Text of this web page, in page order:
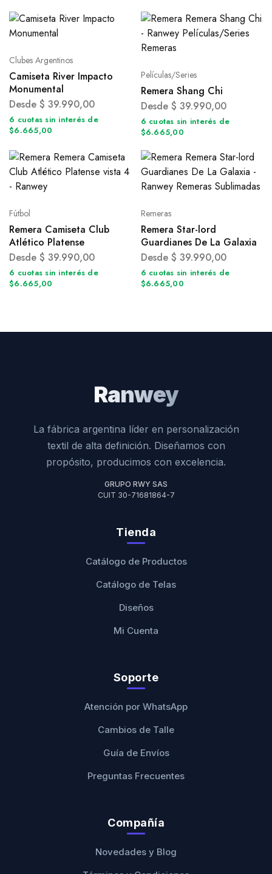
Clubes Argentinos
Camiseta River Impacto
Monumental
Desde $ 39.990,00
6 cuotas sin interés de
$6.665,00
Películas/Series
Remera Shang Chi
Desde $ 39.990,00
6 cuotas sin interés de
$6.665,00
Fútbol
Remera Camiseta Club
Atlético Platense
Desde $ 39.990,00
6 cuotas sin interés de
$6.665,00
Remeras
Remera Star-lord
Guardianes De La Galaxia
Desde $ 39.990,00
6 cuotas sin interés de
$6.665,00
Ranwey
La fábrica argentina líder en personalización
textil de alta definición. Diseñamos con
propósito, producimos con excelencia.
GRUPO RWY SAS
CUIT 30-71681864-7
Tienda
Catálogo de Productos
Catálogo de Telas
Diseños
Mi Cuenta
Soporte
Atención por WhatsApp
Cambios de Talle
Guía de Envíos
Preguntas Frecuentes
Compañía
Novedades y Blog